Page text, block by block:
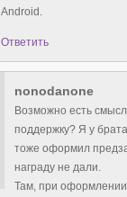
Android.
Ответить
nonodanone
Возможно есть
поддержку? Я у
тоже оформил
награду не дали.
Там, при